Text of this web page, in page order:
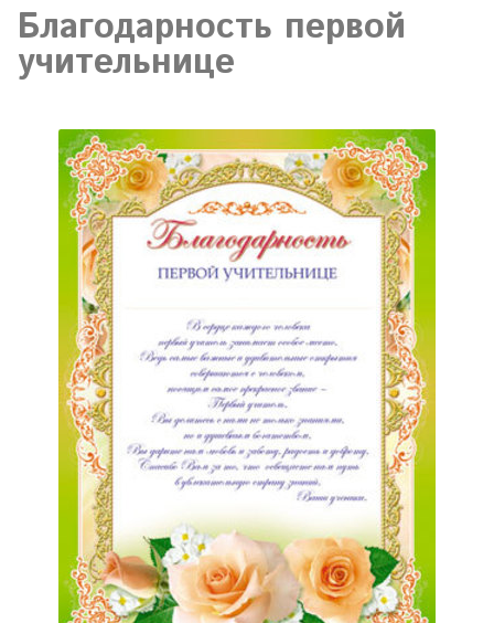
Благодарность первой
учительнице